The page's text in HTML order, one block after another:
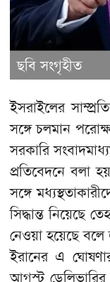
ছবি সংগৃহীত
ইসরাইলের
সঙ্গে চলমান
সরকারি
প্রতিবেদনে বলা
সঙ্গে
সিদ্ধান্ত নিয়েছে
নেওয়া হয়েছে বলে
ইরানের এ
আগস্ট ডেলিভারির